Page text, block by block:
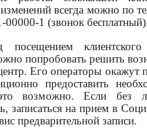
всегда можно по
00000-1 (звонок
попробовать решить
Его операторы
предоставить
возможно. Если без
записаться на прием в
предварительной записи.